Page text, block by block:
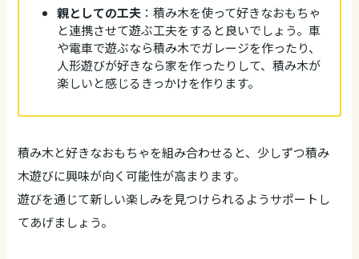
親としての工夫：積み木を使って好きなおもちゃ
と連携させて遊ぶ工夫をすると良いでしょう。車
や電車で遊ぶなら積み木でガレージを作ったり、
人形遊びが好きなら家を作ったりして、積み木が
楽しいと感じるきっかけを作ります。
積み木と好きなおもちゃを組み合わせると、少しずつ積み
木遊びに興味が向く可能性が高まります。
遊びを通じて新しい楽しみを見つけられるようサポートし
てあげましょう。